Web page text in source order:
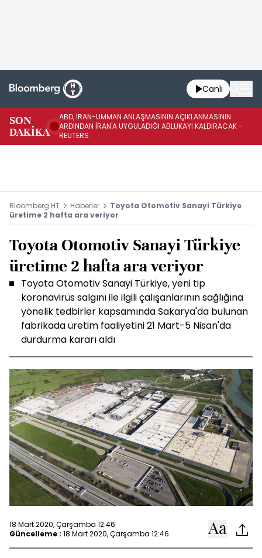
Canlı
SON
DAKİKA
ABD, İRAN-UMMAN ANLAŞMASININ AÇIKLANMASININ
ARDINDAN İRAN'A UYGULADIĞI ABLUKAYI KALDIRACAK -
REUTERS
Bloomberg HT Haberler
Toyota Otomotiv Sanayi Türkiye
üretime 2 hafta ara veriyor
Toyota Otomotiv Sanayi Türkiye
üretime 2 hafta ara veriyor
Toyota Otomotiv Sanayi Türkiye, yeni tip
koronavirüs salgını ile ilgili çalışanlarının sağlığına
yönelik tedbirler kapsamında Sakarya'da bulunan
fabrikada üretim faaliyetini 21 Mart-5 Nisan'da
durdurma kararı aldı
18 Mart 2020, Çarşamba 12:46
Güncelleme : 18 Mart 2020, Çarşamba 12:46